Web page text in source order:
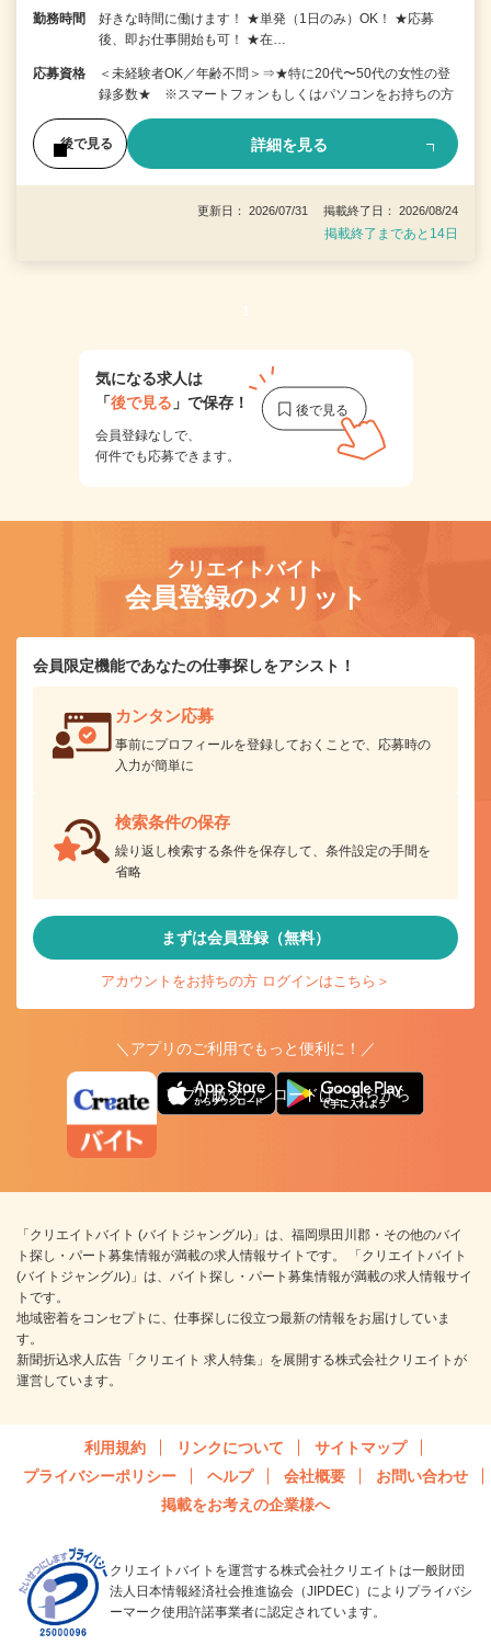
勤務時間
好きな時間に働けます！ ★単発（1日のみ）OK！ ★応募
後、即お仕事開始も可！ ★在…
応募資格
＜未経験者OK／年齢不問＞⇒★特に20代〜50代の女性の登
録多数★ ※スマートフォンもしくはパソコンをお持ちの方
後で見る 詳細を見る
更新日： 2026/07/31 掲載終了日： 2026/08/24
掲載終了まであと14日
1
気になる求人は
「後で見る 」で保存！
会員登録なしで、
何件でも応募できます。
クリエイトバイト
会員登録のメリット
会員限定機能であなたの仕事探しをアシスト！
カンタン応募
事前にプロフィールを登録しておくことで、応募時の
入力が簡単に
検索条件の保存
繰り返し検索する条件を保存して、条件設定の手間を
省略
まずは会員登録（無料）
アカウントをお持ちの方 ログインはこちら＞
＼アプリのご利用でもっと便利に！／
アプリ版ダウンロードはこちらから
「クリエイトバイト (バイトジャングル)」は、福岡県田川郡・その他のバイ
ト探し・パート募集情報が満載の求人情報サイトです。 「クリエイトバイト
(バイトジャングル)」は、バイト探し・パート募集情報が満載の求人情報サイ
トです。
地域密着をコンセプトに、仕事探しに役立つ最新の情報をお届けしていま
す。
新聞折込求人広告「クリエイト 求人特集」を展開する株式会社クリエイトが
運営しています。
利用規約 リンクについて
サイトマップ
プライバシーポリシー
ヘルプ 会社概要
お問い合わせ
掲載をお考えの企業様へ
クリエイトバイトを運営する株式会社クリエイトは一般財団
法人日本情報経済社会推進協会（JIPDEC）によりプライバシ
ーマーク使用許諾事業者に認定されています。